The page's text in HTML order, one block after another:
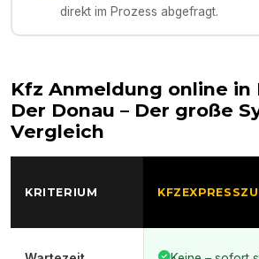
direkt im Prozess abgefragt.
Kfz Anmeldung online in
Der Donau – Der große
Vergleich
KRITERIUM